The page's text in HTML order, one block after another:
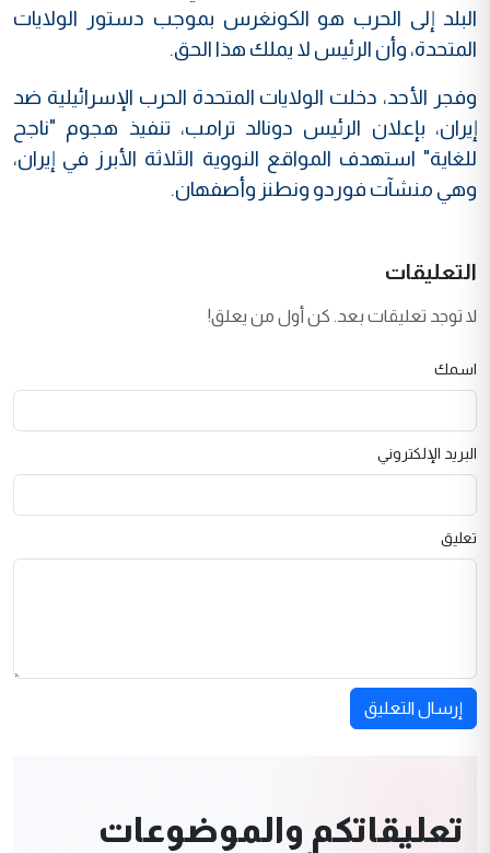
البلد إلى الحرب هو الكونغرس بموجب دستور الولايات
المتحدة، وأن الرئيس لا يملك هذا الحق.
وفجر الأحد، دخلت الولايات المتحدة الحرب الإسرائيلية ضد
إيران، بإعلان الرئيس دونالد ترامب، تنفيذ هجوم "ناجح
للغاية" استهدف المواقع النووية الثلاثة الأبرز في إيران،
وهي منشآت فوردو ونطنز وأصفهان.
التعليقات
لا توجد تعليقات بعد. كن أول من يعلق!
اسمك
البريد الإلكتروني
تعليق
إرسال التعليق
تعليقاتكم والموضوعات